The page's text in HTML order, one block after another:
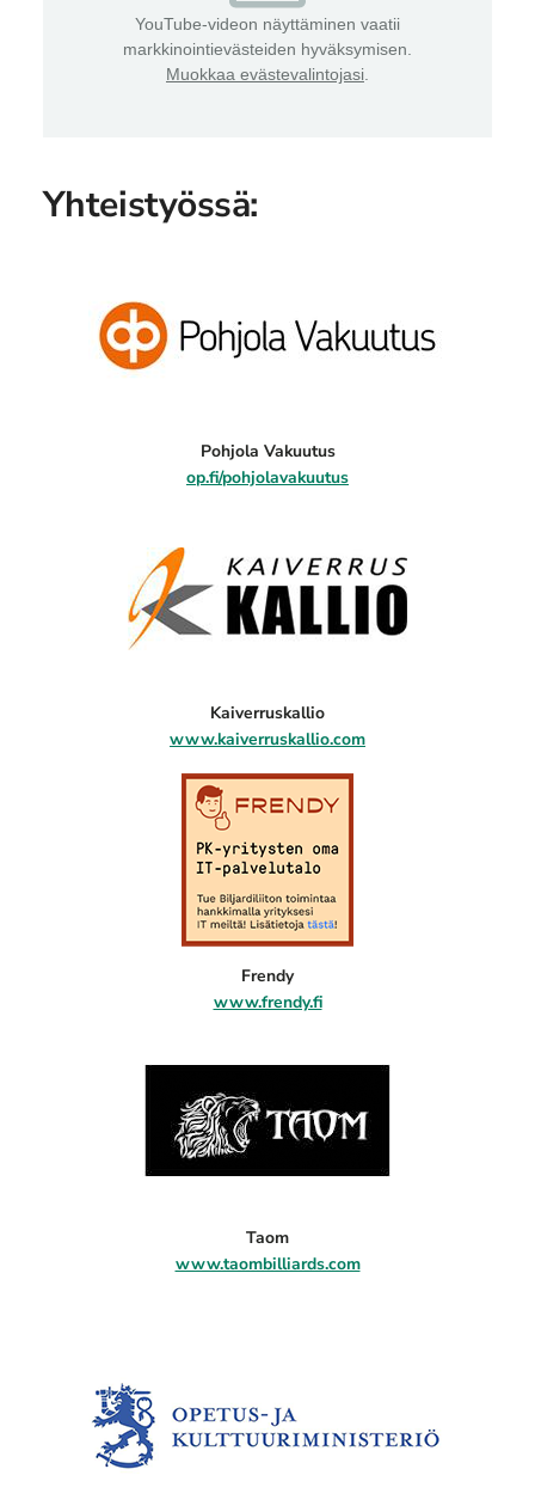
YouTube-videon näyttäminen vaatii
markkinointievästeiden hyväksymisen.
Muokkaa evästevalintojasi
Yhteistyössä:
Pohjola Vakuutus
op.fi/pohjolavakuutus
Kaiverruskallio
www.kaiverruskallio.com
Frendy
www.frendy.fi
Taom
www.taombilliards.com